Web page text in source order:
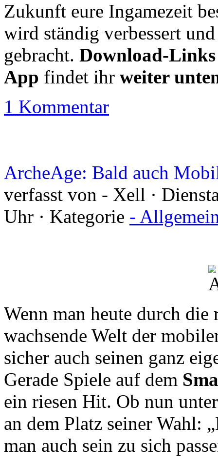
Zukunft eure Ingamezeit
wird ständig verbessert
gebracht. Download-Links
App findet ihr weiter
1 Kommentar
ArcheAge: Bald auch
verfasst von - Xell ·
Uhr · Kategorie -
Wenn man heute durch die
wachsende Welt der
sicher auch seinen ganz
Gerade Spiele auf dem
ein riesen Hit. Ob nun
an dem Platz seiner Wahl:
man auch sein zu sich